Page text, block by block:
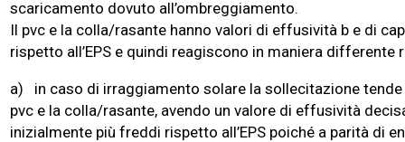
scaricamento dovuto all’ombreggiamento.
Il pvc e la colla/rasante hanno valori di effusività b e di
rispetto all’EPS e quindi reagiscono in maniera
a) in caso di irraggiamento solare la sollecitazione
pvc e la colla/rasante, avendo un valore di effusività
inizialmente più freddi rispetto all’EPS poiché a parità di